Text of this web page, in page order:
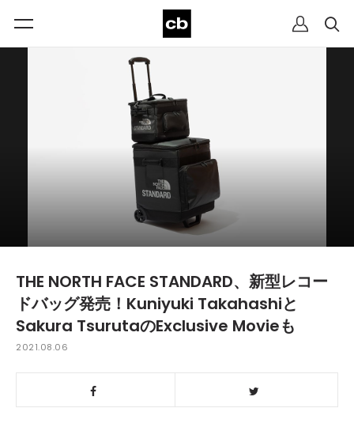
THE NORTH FACE STANDARD、新型レコー
ドバッグ発売！Kuniyuki Takahashiと
Sakura TsurutaのExclusive Movieも
2021.08.06